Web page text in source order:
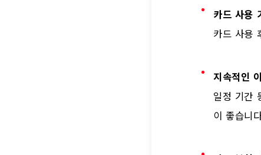
카드 사용
카드 사용
지속적인
일정 기간
이 좋습니